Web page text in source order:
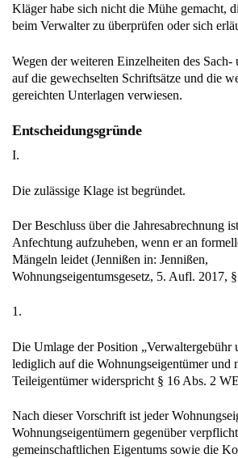
Kläger habe sich nicht die Mühe gemacht,
beim Verwalter zu überprüfen oder sich
Wegen der weiteren Einzelheiten des Sach-
auf die gewechselten Schriftsätze und die
gereichten Unterlagen verwiesen.
Entscheidungsgründe
I.
Die zulässige Klage ist begründet.
Der Beschluss über die Jahresabrechnung
Anfechtung aufzuheben, wenn er an
Mängeln leidet (Jennißen in: Jennißen,
Wohnungseigentumsgesetz, 5. Aufl. 2017,
1.
Die Umlage der Position „Verwaltergebühr
lediglich auf die Wohnungseigentümer und
Teileigentümer widerspricht § 16 Abs. 2
Nach dieser Vorschrift ist jeder
Wohnungseigentümern gegenüber
gemeinschaftlichen Eigentums sowie die